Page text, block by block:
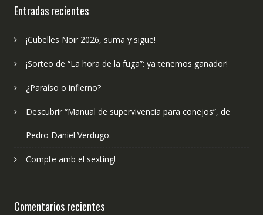
Entradas recientes
¡Cubelles Noir 2026, suma y sigue!
¡Sorteo de “La hora de la fuga”: ya tenemos ganador!
¿Paraíso o infierno?
Descubrir “Manual de supervivencia para conejos”, de
Pedro Daniel Verdugo.
Compte amb el sexting!
Comentarios recientes